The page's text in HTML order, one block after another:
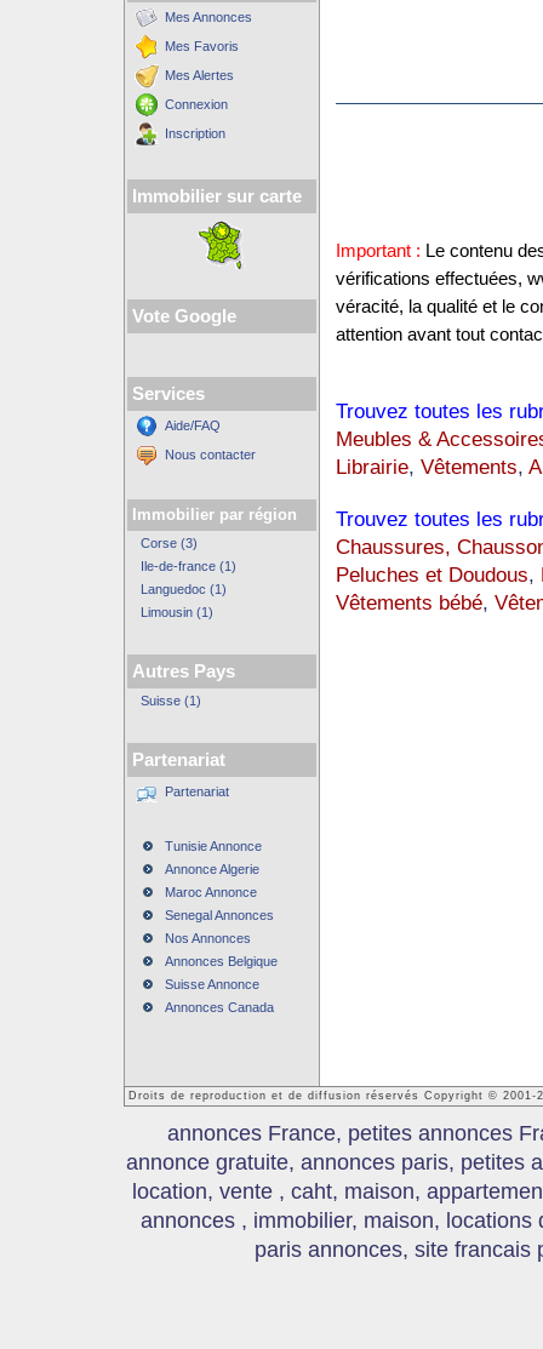
Mes Annonces
Mes Favoris
Mes Alertes
Connexion
Inscription
Immobilier sur carte
Vote Google
Services
Aide/FAQ
Nous contacter
Immobilier par région
Corse (3)
Ile-de-france (1)
Languedoc (1)
Limousin (1)
Autres Pays
Suisse (1)
Partenariat
Partenariat
Tunisie Annonce
Annonce Algerie
Maroc Annonce
Senegal Annonces
Nos Annonces
Annonces Belgique
Suisse Annonce
Annonces Canada
Important : Le contenu
vérifications effectuées,
véracité, la qualité et le
attention avant tout
Trouvez toutes les
Meubles &
Librairie, Vêtements,
Trouvez toutes les
Chaussures,
Peluches et Doudous,
Vêtements bébé,
Droits de reproduction et de diffusion réservés Copyright © 2001-
annonces France, petites annonces
annonce gratuite, annonces paris, petites
location, vente , caht, maison,
annonces , immobilier, maison,
paris annonces, site francais